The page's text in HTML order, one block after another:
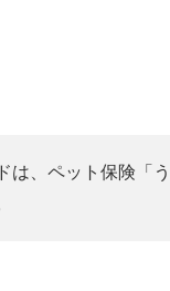
は、ペット保険「